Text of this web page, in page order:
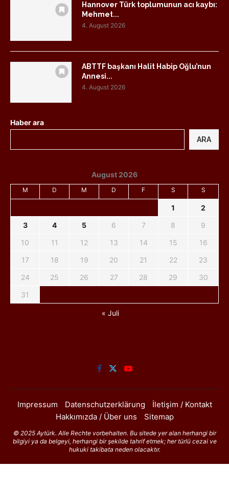
Hannover Türk toplumunun acı kaybı:
Mehmet...
4. August 2026
ABTTF başkanı Halit Habip Oğlu’nun
Annesi...
4. August 2026
Haber ara
ARA
August 2026
M D M D F S S
1
2
3
4 5 6 7 8
9
10
11 12 13 14 15
16
17
18 19 20 21 22
23
24
25 26 27 28 29
30
31
« Juli
Impressum Datenschutzerklärung
İletişim / Kontakt
Hakkımızda / Über uns
Sitemap
© 2025 Aytürk. Alle Rechte vorbehalten. Bu sitede yer alan herhangi bir
bilgiyi ya da belgeyi, herhangi bir şekilde tahrif etmek; her türlü cezai ve
hukuki takibata neden olacaktır.